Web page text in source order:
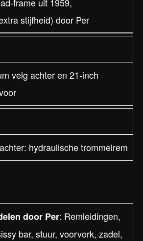
stijfheid) door Per
velg achter en 21-inch
hydraulische trommelrem
door Per: Remleidingen,
bar, stuur, voorvork, zadel,